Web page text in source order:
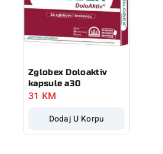
Zglobex Doloaktiv
kapsule a30
31 KM
Dodaj U Korpu